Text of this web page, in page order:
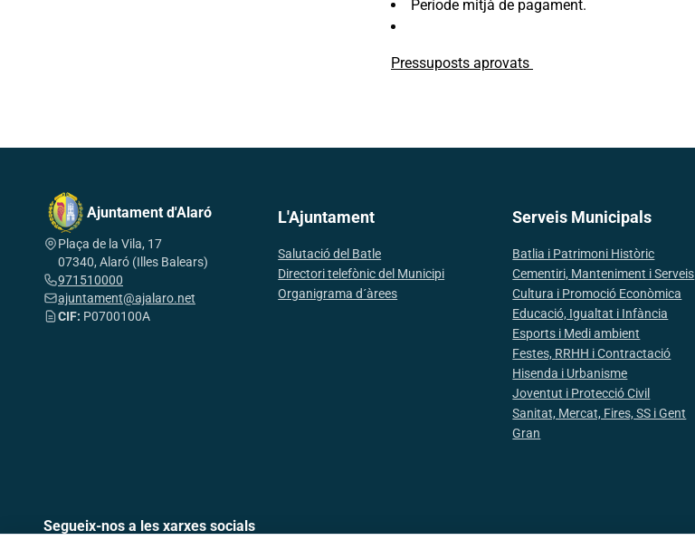
Període mitjà de pagament.
Pressuposts aprovats
Ajuntament d'Alaró
Plaça de la Vila, 17
07340, Alaró (Illes Balears)
971510000
ajuntament@ajalaro.net
CIF: P0700100A
L'Ajuntament
Salutació del Batle
Directori telefònic del Municipi
Organigrama d´àrees
Serveis Municipals
Batlia i Patrimoni Històric
Cementiri, Manteniment i Serveis
Cultura i Promoció Econòmica
Educació, Igualtat i Infància
Esports i Medi ambient
Festes, RRHH i Contractació
Hisenda i Urbanisme
Joventut i Protecció Civil
Sanitat, Mercat, Fires, SS i Gent
Gran
Segueix-nos a les xarxes socials